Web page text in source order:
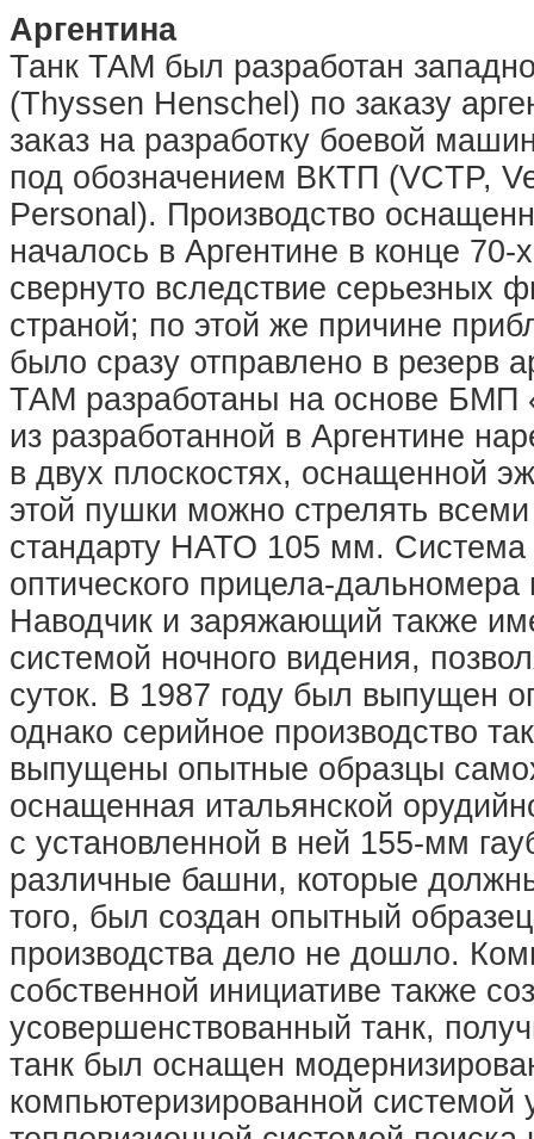
Аргентина
Танк ТАМ был разработан
(Thyssen Henschel) по заказу
заказ на разработку боевой
под обозначением ВКТП (VCTP,
Personal). Производство
началось в Аргентине в конце
свернуто вследствие серьезных
страной; по этой же причине
было сразу отправлено в резерв
ТАМ разработаны на основе БМП
из разработанной в Аргентине
в двух плоскостях, оснащенной
этой пушки можно стрелять
стандарту НАТО 105 мм. Система
оптического прицела-
Наводчик и заряжающий также
системой ночного видения,
суток. В 1987 году был
однако серийное производство
выпущены опытные образцы
оснащенная итальянской
с установленной в ней 155-мм
различные башни, которые
того, был создан опытный
производства дело не дошло.
собственной инициативе также
усовершенствованный танк,
танк был оснащен
компьютеризированной